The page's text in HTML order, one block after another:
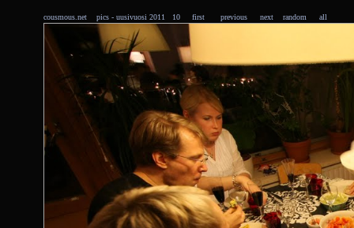
cousmous.net pics - uusivuosi 2011 10 first previous next random all